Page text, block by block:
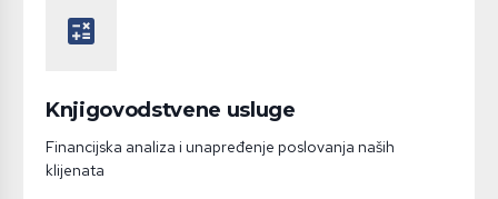
calculate
Knjigovodstvene usluge
Financijska analiza i unapređenje poslovanja naših
klijenata